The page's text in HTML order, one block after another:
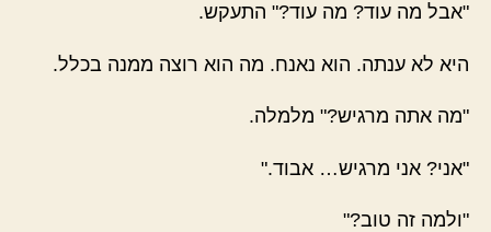
"אבל מה עוד? מה עוד?" התעקש.
היא לא ענתה. הוא נאנח. מה הוא רוצה ממנה בכלל.
"מה אתה מרגיש?" מלמלה.
"אני? אני מרגיש… אבוד."
"ולמה זה טוב?"